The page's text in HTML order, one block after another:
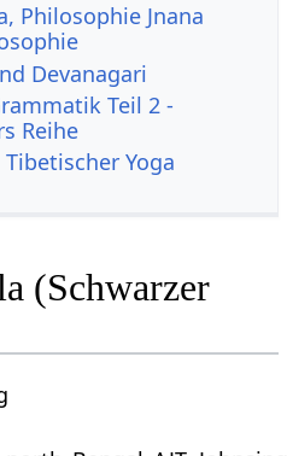
Philosophie Jnana
Devanagari
Teil 2 -
Reihe
Tibetischer Yoga
(Schwarzer